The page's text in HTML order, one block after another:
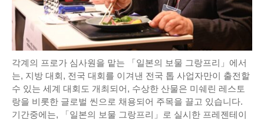
각계의 프로가 심사원을 맡는 「일본의 보물 그랑프리」에서
는, 지방 대회, 전국 대회를 이겨낸 전국 톱 사업자만이 출전할
수 있는 세계 대회도 개최되어, 수상한 산물은 미쉐린 레스토
랑을 비롯한 글로벌 씬으로 채용되어 주목을 끌고 있습니다.
기간중에는, 「일본의 보물 그랑프리」로 실시한 프레젠테이